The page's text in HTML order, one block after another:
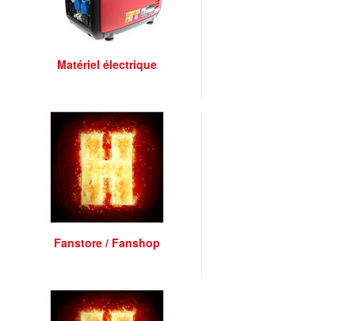
Matériel électrique
Fanstore / Fanshop